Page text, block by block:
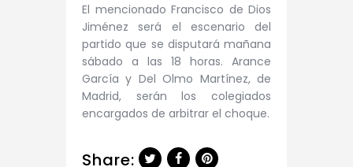
El mencionado Francisco de Dios
Jiménez será el escenario del
partido que se disputará mañana
sábado a las 18 horas. Arance
García y Del Olmo Martínez, de
Madrid, serán los colegiados
encargados de arbitrar el choque.
Share: